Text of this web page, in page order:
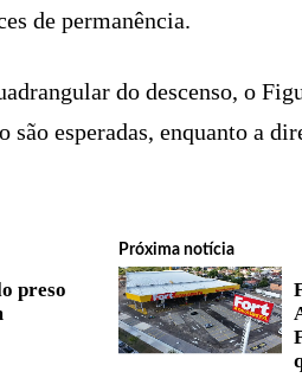
de permanência.
do descenso, o
esperadas, enquanto a
preso
Próxima notícia